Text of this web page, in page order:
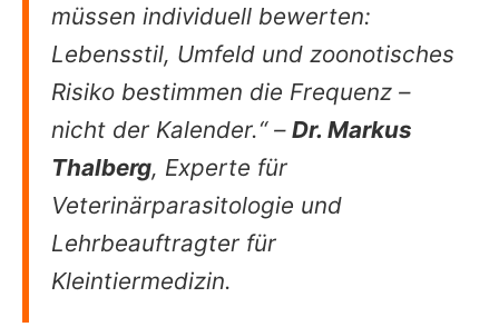
müssen individuell bewerten:
Lebensstil, Umfeld und zoonotisches
Risiko bestimmen die Frequenz –
nicht der Kalender.“ – Dr. Markus
Thalberg, Experte für
Veterinärparasitologie und
Lehrbeauftragter für
Kleintiermedizin.